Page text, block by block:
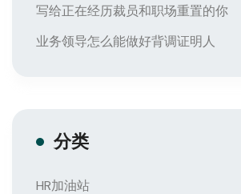
写给正在经历裁员和职场重置的你
业务领导怎么能做好背调证明人
分类
HR加油站